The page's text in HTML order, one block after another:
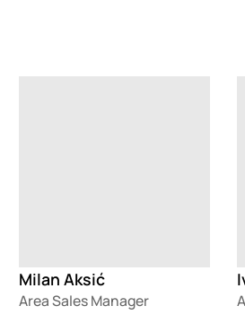
Milan Aksić
Area Sales Manager